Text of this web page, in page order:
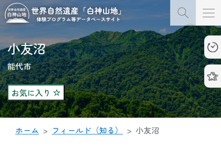
小友沼
能代市
お気に入り
ホーム フィールド（知る） 小友沼